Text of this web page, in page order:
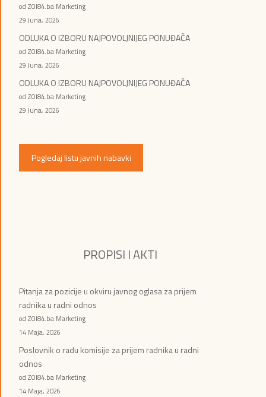
od ZOI84.ba Marketing
29 Juna, 2026
ODLUKA O IZBORU NAJPOVOLJNIJEG PONUĐAČA
od ZOI84.ba Marketing
29 Juna, 2026
ODLUKA O IZBORU NAJPOVOLJNIJEG PONUĐAČA
od ZOI84.ba Marketing
29 Juna, 2026
Pogledaj listu javnih nabavki
PROPISI I AKTI
Pitanja za pozicije u okviru javnog oglasa za prijem
radnika u radni odnos
od ZOI84.ba Marketing
14 Maja, 2026
Poslovnik o radu komisije za prijem radnika u radni
odnos
od ZOI84.ba Marketing
14 Maja, 2026